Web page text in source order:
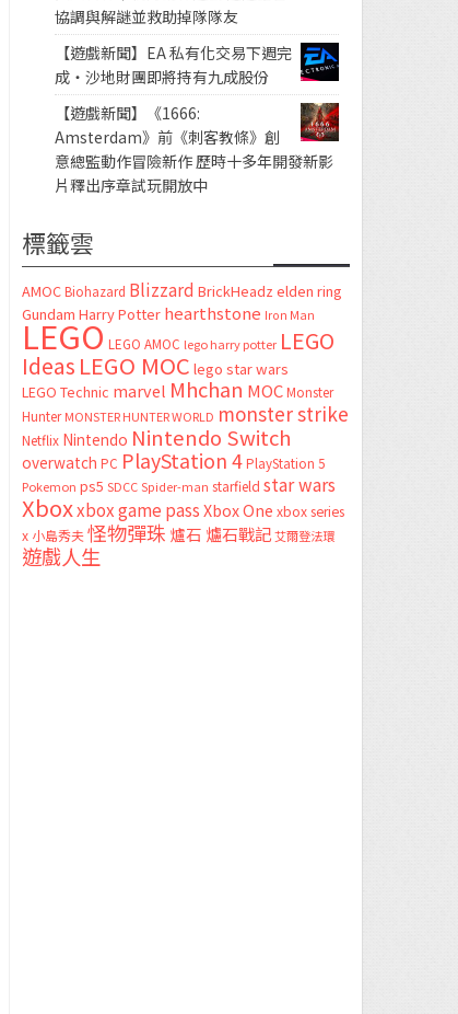
協調與解謎並救助掉隊隊友
【遊戲新聞】EA 私有化交易下週完
成・沙地財團即將持有九成股份
【遊戲新聞】《1666:
Amsterdam》前《刺客教條》創
意總監動作冒險新作 歷時十多年開發新影
片釋出序章試玩開放中
標籤雲
AMOC Biohazard Blizzard BrickHeadz elden ring
Gundam Harry Potter hearthstone Iron Man
LEGO LEGO AMOC lego harry potter LEGO
Ideas LEGO MOC lego star wars
LEGO Technic marvel Mhchan MOC Monster
Hunter MONSTER HUNTER WORLD monster strike
Netflix Nintendo Nintendo Switch
overwatch PC PlayStation 4 PlayStation 5
Pokemon ps5 SDCC Spider-man starfield star wars
Xboxxbox game passXbox One xbox series
x 小島秀夫怪物彈珠 爐石 爐石戰記艾爾登法環
遊戲人生